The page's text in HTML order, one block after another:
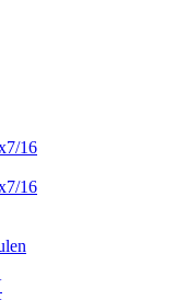
16
16